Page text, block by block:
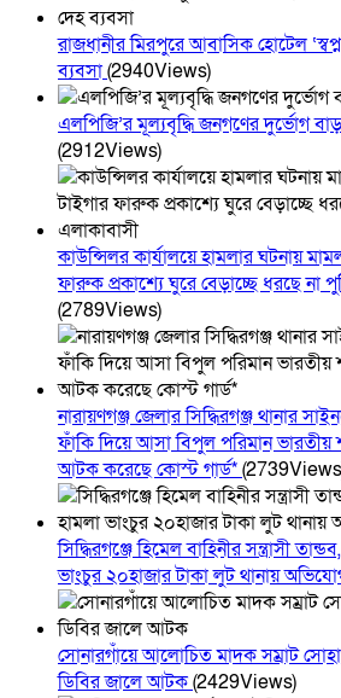
রাজধানীর মিরপুরে আবাসিক হোটেল
ব্যবসা(2940Views)
এলপিজি’র মূল্যবৃদ্ধি জনগণের দুর্ভোগ
(2912Views)
কাউন্সিলর কার্যালয়ে হামলার ঘটনায়
ফারুক প্রকাশ্যে ঘুরে বেড়াচ্ছে ধরছে
(2789Views)
নারায়ণগঞ্জ জেলার সিদ্ধিরগঞ্জ থানার
ফাঁকি দিয়ে আসা বিপুল পরিমান
আটক করেছে কোস্ট গার্ড*
সিদ্ধিরগঞ্জে হিমেল বাহিনীর সন্ত্রাসী
ভাংচুর ২০হাজার টাকা লুট থানায়
সোনারগাঁয়ে আলোচিত মাদক সম্রাট
ডিবির জালে আটক(2429Views)